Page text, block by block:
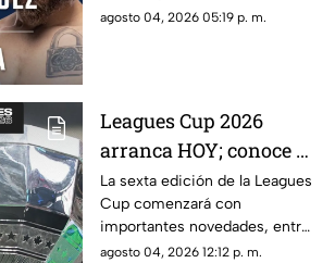
septiembre en Glendale,
agosto 04, 2026 05:19 p. m.
Leagues Cup 2026
arranca HOY; conoce el
nuevo formato,
partidos y horarios
La sexta edición de la Leagues
Cup comenzará con
importantes novedades, entre
ellas partidos disputados por
agosto 04, 2026 12:12 p. m.